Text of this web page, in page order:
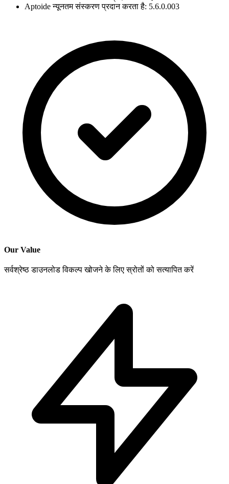
Aptoide न्यूनतम संस्करण प्रदान करता है: 5.6.0.003
Our Value
सर्वश्रेष्ठ डाउनलोड विकल्प खोजने के लिए स्रोतों को सत्यापित करें